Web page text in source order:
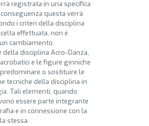
registrata in una specifica
questa verrà
i criteri della disciplina
effettuata, non è
cambiamento.
della disciplina Acro-Danza,
e le figure ginniche
o sostituire le
tecniche della disciplina in
Tali elementi, quando
essere parte integrante
e in connessione con la
stessa.